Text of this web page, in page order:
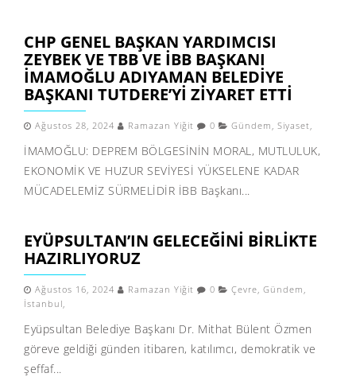
CHP GENEL BAŞKAN YARDIMCISI
ZEYBEK VE TBB VE İBB BAŞKANI
İMAMOĞLU ADIYAMAN BELEDIYE
BAŞKANI TUTDERE’YI ZIYARET ETTI
Ağustos 28, 2024 Ramazan Yiğit 0 Gündem , Siyaset,
İMAMOĞLU: DEPREM BÖLGESİNİN MORAL, MUTLULUK,
EKONOMİK VE HUZUR SEVİYESİ YÜKSELENE KADAR
MÜCADELEMİZ SÜRMELİDİR İBB Başkanı...
EYÜPSULTAN’IN GELECEĞINI BIRLIKTE
HAZIRLIYORUZ
Ağustos 16, 2024 Ramazan Yiğit 0 Çevre, Gündem ,
İstanbul,
Eyüpsultan Belediye Başkanı Dr. Mithat Bülent Özmen
göreve geldiği günden itibaren, katılımcı, demokratik ve
şeffaf...